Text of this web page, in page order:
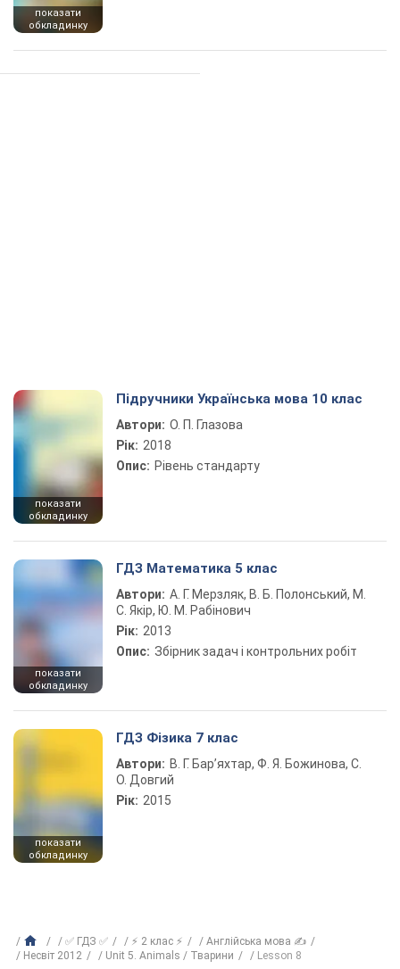
показати
обкладинку
показати
обкладинку
Підручники Українська мова 10 клас
Автори: О. П. Глазова
Рік: 2018
Опис: Рівень стандарту
показати
обкладинку
ГДЗ Математика 5 клас
Автори: А. Г. Мерзляк, В. Б. Полонський, М.
С. Якір, Ю. М. Рабінович
Рік: 2013
Опис: Збірник задач і контрольних робіт
показати
обкладинку
ГДЗ Фізика 7 клас
Автори: В. Г. Бар’яхтар, Ф. Я. Божинова, С.
О. Довгий
Рік: 2015
✅ ГДЗ ✅ ⚡ 2 клас ⚡
Англійська мова ✍
Несвіт 2012
Unit 5. Animals / Тварини Lesson 8